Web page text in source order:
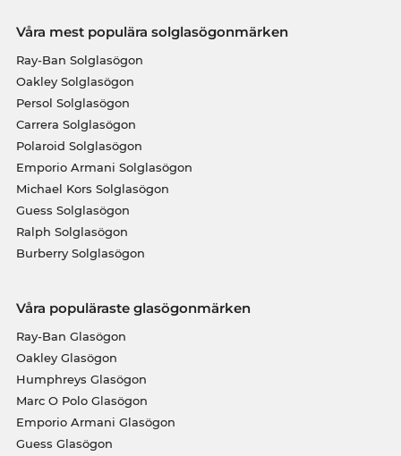
Våra mest populära solglasögonmärken
Ray-Ban Solglasögon
Oakley Solglasögon
Persol Solglasögon
Carrera Solglasögon
Polaroid Solglasögon
Emporio Armani Solglasögon
Michael Kors Solglasögon
Guess Solglasögon
Ralph Solglasögon
Burberry Solglasögon
Våra populäraste glasögonmärken
Ray-Ban Glasögon
Oakley Glasögon
Humphreys Glasögon
Marc O Polo Glasögon
Emporio Armani Glasögon
Guess Glasögon